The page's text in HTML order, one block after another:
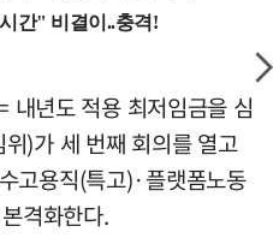
내년도 적용 최저임금을 심
)가 세 번째 회의를 열고
고용직(특고)·플랫폼노동
격화한다.